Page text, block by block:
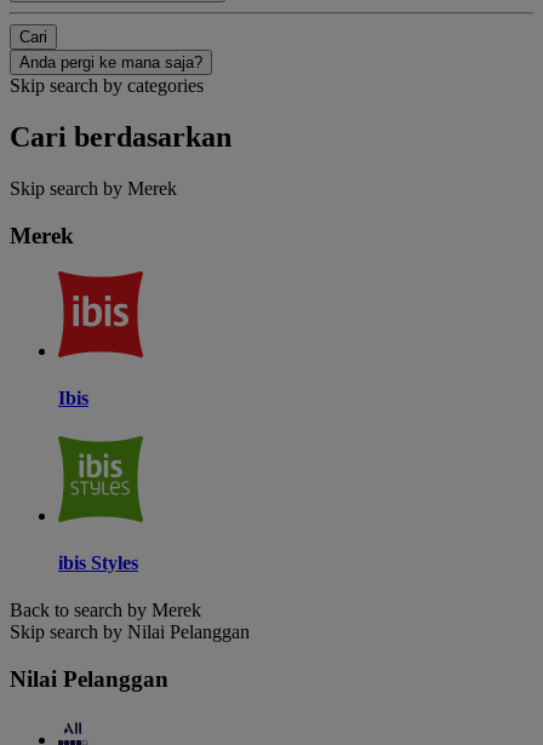
Cari
Anda pergi ke mana saja?
Skip search by categories
Cari berdasarkan
Skip search by Merek
Merek
Ibis
ibis Styles
Back to search by Merek
Skip search by Nilai Pelanggan
Nilai Pelanggan